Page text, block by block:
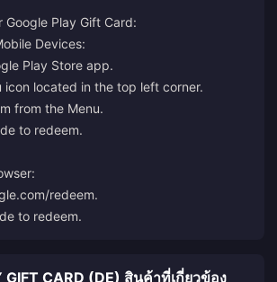
Google Play Gift Card:
Devices:
Play Store app.
icon located in the top left corner.
from the Menu.
to redeem.
redeem.
to redeem.
GIFT CARD (DE) สินค้าที่เกี่ยวข้อง